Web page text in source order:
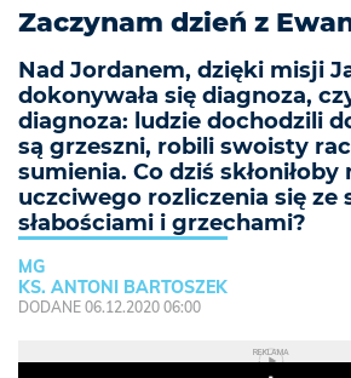
Zaczynam dzień z
Nad Jordanem, dzięki misji
dokonywała się diagnoza,
diagnoza: ludzie dochodzili
są grzeszni, robili swoisty
sumienia. Co dziś skłoniłoby
uczciwego rozliczenia się ze
słabościami i grzechami?
MG
KS. ANTONI BARTOSZEK
DODANE 06.12.2020 06:00
REKLAMA